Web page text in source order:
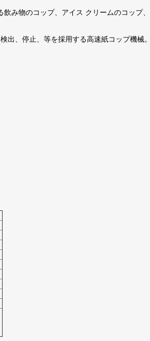
み物のコップ、アイス クリームのコップ
出、停止、等を採用する高速紙コップ機械。